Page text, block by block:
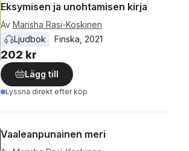
Eksymisen ja unohtamisen kirja
Av Marisha Rasi-Koskinen
Ljudbok
Finska, 2021
202 kr
Lägg till
Lyssna direkt efter köp
Vaaleanpunainen meri